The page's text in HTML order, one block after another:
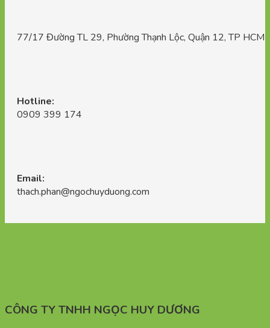
77/17 Đường TL 29, Phường Thạnh Lộc, Quận 12, TP HCM
Hotline:
0909 399 174
Email:
thach.phan@ngochuyduong.com
CÔNG TY TNHH NGỌC HUY DƯƠNG